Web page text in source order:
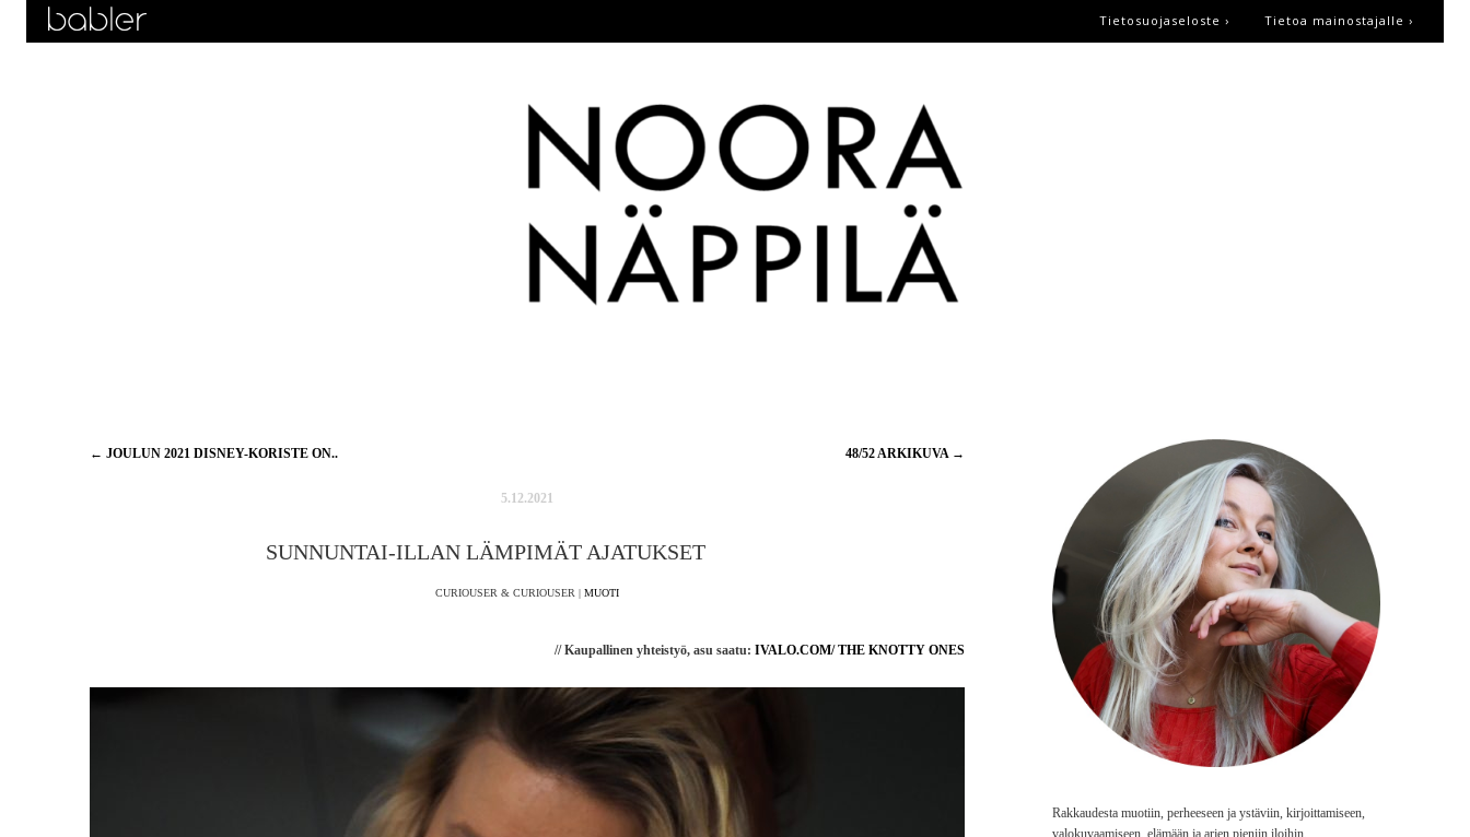
Tietoa mainostajalle ›
Tietosuojaseloste ›
Artikkelien
← JOULUN 2021 DISNEY-KORISTE ON.. 48/52 ARKIKUVA →
5.12.2021
SUNNUNTAI-ILLAN LÄMPIMÄT AJATUKSET
CURIOUSER & CURIOUSER | MUOTI
// Kaupallinen yhteistyö, asu saatu: IVALO.COM/ THE KNOTTY ONES
Rakkaudesta muotiin, perheeseen ja ystäviin, kirjoittamiseen,
valokuvaamiseen, elämään ja arjen pieniin iloihin.